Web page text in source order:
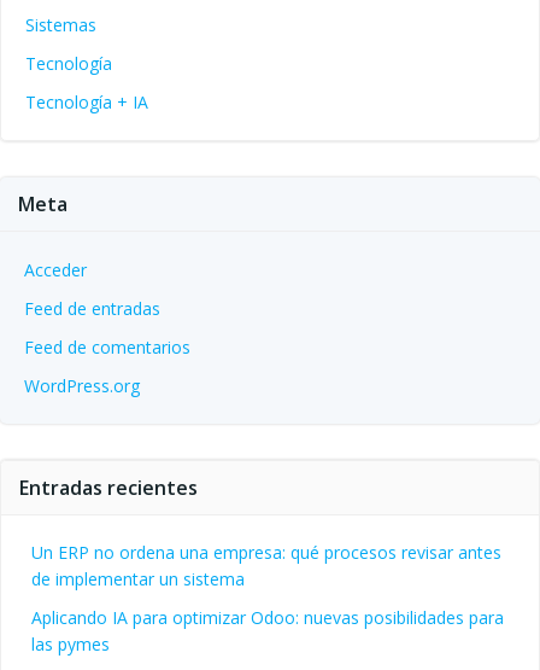
Sistemas
Tecnología
Tecnología + IA
Meta
Acceder
Feed de entradas
Feed de comentarios
WordPress.org
Entradas recientes
Un ERP no ordena una empresa: qué procesos revisar antes
de implementar un sistema
Aplicando IA para optimizar Odoo: nuevas posibilidades para
las pymes